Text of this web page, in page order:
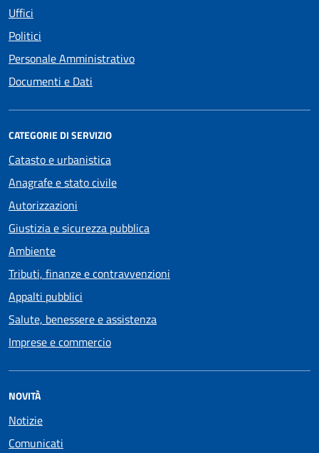
Uffici
Politici
Personale Amministrativo
Documenti e Dati
CATEGORIE DI SERVIZIO
Catasto e urbanistica
Anagrafe e stato civile
Autorizzazioni
Giustizia e sicurezza pubblica
Ambiente
Tributi, finanze e contravvenzioni
Appalti pubblici
Salute, benessere e assistenza
Imprese e commercio
NOVITÀ
Notizie
Comunicati